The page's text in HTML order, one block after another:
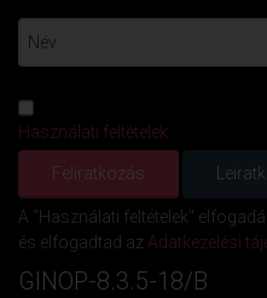
Használati feltételek
A "Használati feltételek"
és elfogadtad azAdatkezelési
GINOP-8.3.5-18/B